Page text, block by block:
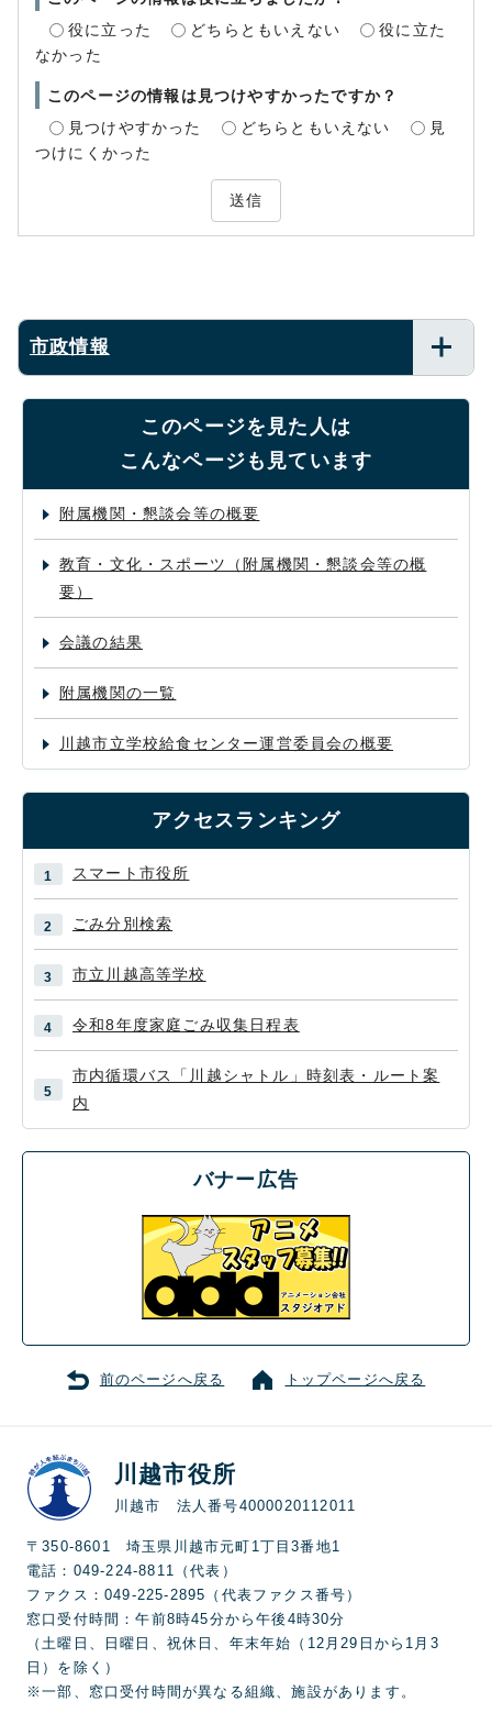
役に立った
どちらともいえない
役に立た
なかった
このページの情報は見つけやすかったですか？
見つけやすかった
どちらともいえない
見
つけにくかった
送信
市政情報
このページを見た人は
こんなページも見ています
附属機関・懇談会等の概要
教育・文化・スポーツ（附属機関・懇談会等の概
要）
会議の結果
附属機関の一覧
川越市立学校給食センター運営委員会の概要
アクセスランキング
スマート市役所
ごみ分別検索
市立川越高等学校
令和8年度家庭ごみ収集日程表
市内循環バス「川越シャトル」時刻表・ルート案
内
バナー広告
前のページへ戻る トップページへ戻る
川越市役所
川越市 法人番号4000020112011
〒350-8601 埼玉県川越市元町1丁目3番地1
電話：049-224-8811（代表）
ファクス：049-225-2895（代表ファクス番号）
窓口受付時間：午前8時45分から午後4時30分
（土曜日、日曜日、祝休日、年末年始（12月29日から1月3
日）を除く）
※一部、窓口受付時間が異なる組織、施設があります。